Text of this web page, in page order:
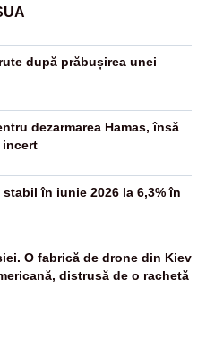
după prăbușirea unei
dezarmarea Hamas, însă
incert
în iunie 2026 la 6,3% în
O fabrică de drone din Kiev
distrusă de o rachetă